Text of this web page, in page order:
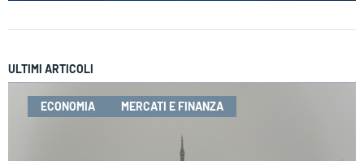
ULTIMI ARTICOLI
ECONOMIA MERCATI E FINANZA